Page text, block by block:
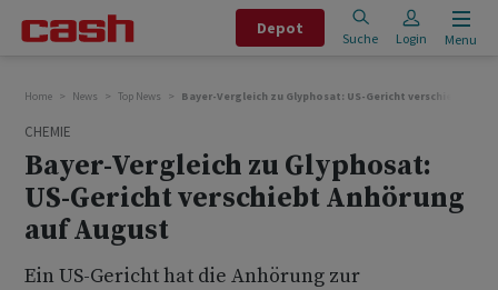
Depot
Suche Login Menu
Home News Top News Bayer-Vergleich zu Glyphosat: US-Gericht verschiebt
CHEMIE
Bayer-Vergleich zu Glyphosat:
US-Gericht verschiebt Anhörung
auf August
Ein US-Gericht hat die Anhörung ‌zur